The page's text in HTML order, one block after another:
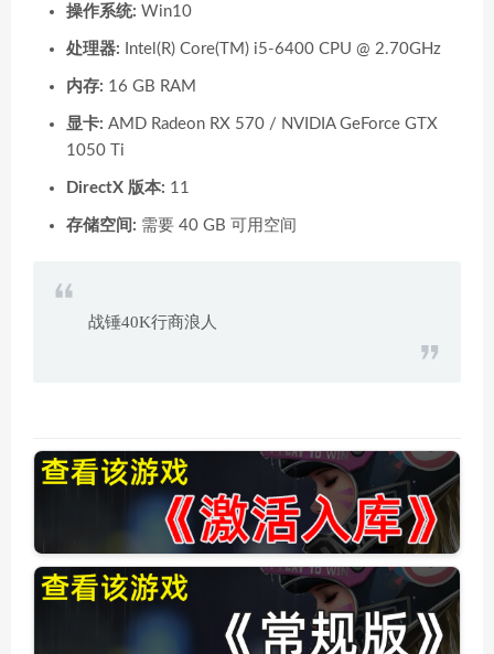
操作系统: Win10
处理器: Intel(R) Core(TM) i5-6400 CPU @ 2.70GHz
内存: 16 GB RAM
显卡: AMD Radeon RX 570 / NVIDIA GeForce GTX
1050 Ti
DirectX 版本: 11
存储空间: 需要 40 GB 可用空间
战锤40K行商浪人